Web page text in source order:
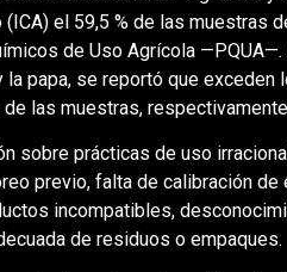
el 59,5 % de las muestras
de Uso Agrícola
papa, se reportó que
las muestras,
sobre prácticas de uso
previo, falta de calibración
incompatibles,
de residuos o empaques.